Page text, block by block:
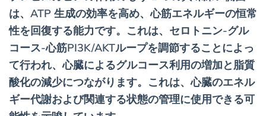
は、ATP 生成の効率を高め、心筋エネルギーの恒常
性を回復する能力です。これは、セロトニン-グル
コース-心筋PI3K/AKTループを調節することによっ
て行われ、心臓によるグルコース利用の増加と脂質
酸化の減少につながります。これは、心臓のエネル
ギー代謝および関連する状態の管理に使用できる可